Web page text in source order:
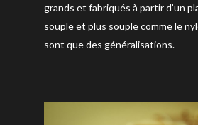
grands et fabriqués à partir d’un
souple et plus souple comme le
sont que des généralisations.